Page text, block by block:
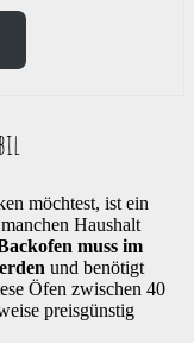
möchtest, ist ein
Haushalt
muss im
und benötigt
Öfen zwischen 40
preisgünstig